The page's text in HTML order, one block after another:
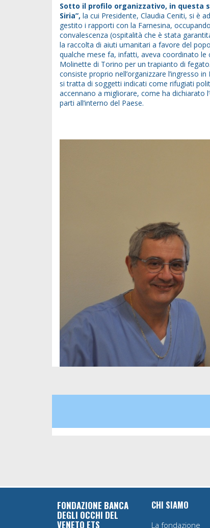
Sotto il profilo organizzativo, in questa
Siria”, la cui Presidente, Claudia Ceniti, si è
gestito i rapporti con la Farnesina,
convalescenza (ospitalità che è stata
la raccolta di aiuti umanitari a favore del
qualche mese fa, infatti, aveva coordinato le
Molinette di Torino per un trapianto di
consiste proprio nell’organizzare l’ingresso
si tratta di soggetti indicati come rifugiati
accennano a migliorare, come ha dichiarato
parti all’interno del Paese.
FONDAZIONE BANCA
DEGLI OCCHI DEL
VENETO ETS
CHI SIAMO
La fondazione